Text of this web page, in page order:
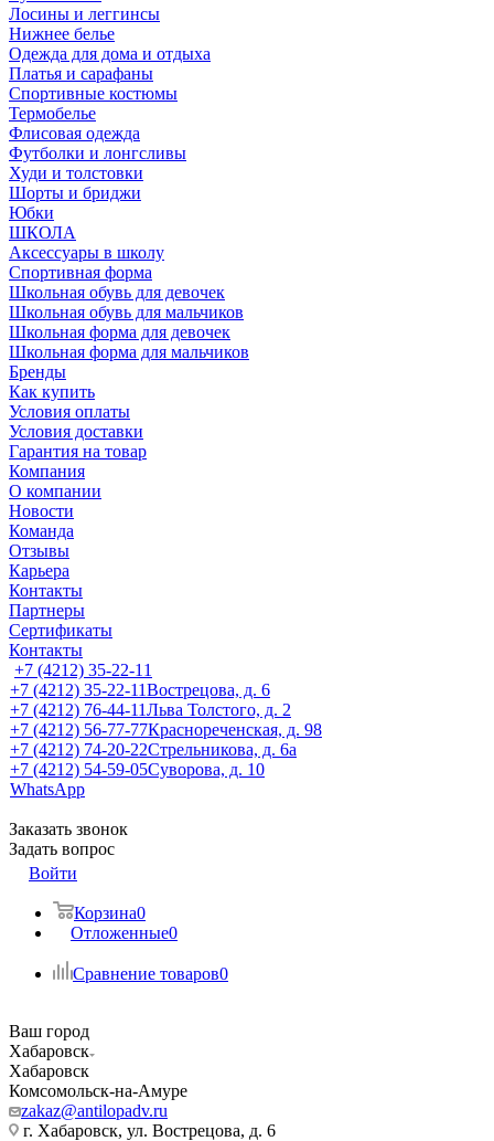
Лосины и леггинсы
Нижнее белье
Одежда для дома и отдыха
Платья и сарафаны
Спортивные костюмы
Термобелье
Флисовая одежда
Футболки и лонгсливы
Худи и толстовки
Шорты и бриджи
Юбки
ШКОЛА
Аксессуары в школу
Спортивная форма
Школьная обувь для девочек
Школьная обувь для мальчиков
Школьная форма для девочек
Школьная форма для мальчиков
Бренды
Как купить
Условия оплаты
Условия доставки
Гарантия на товар
Компания
О компании
Новости
Команда
Отзывы
Карьера
Контакты
Партнеры
Сертификаты
Контакты
+7 (4212) 35-22-11
+7 (4212) 35-22-11Вострецова, д. 6
+7 (4212) 76-44-11Льва Толстого, д. 2
+7 (4212) 56-77-77Краснореченская, д. 98
+7 (4212) 74-20-22Стрельникова, д. 6а
+7 (4212) 54-59-05Суворова, д. 10
WhatsApp
Заказать звонок
Задать вопрос
Войти
Корзина0
Отложенные0
Сравнение товаров0
Ваш город
Хабаровск
Хабаровск
Комсомольск-на-Амуре
zakaz@antilopadv.ru
г. Хабаровск, ул. Вострецова, д. 6